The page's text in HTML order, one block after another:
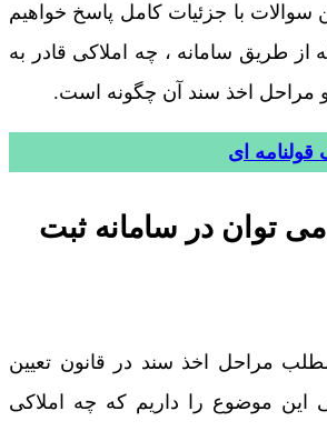
سوالات با جزئیات کامل پاسخ خواهیم
از طریق سامانه ، چه املاکی قادر به
مراحل اخذ سند آن چگونه است.
قولنامه ای
توان در سامانه ثبت
مراحل اخذ سند در قانون تعیین
این موضوع را داریم که چه املاکی